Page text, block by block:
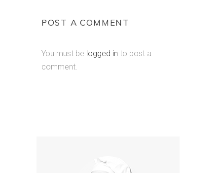
POST A COMMENT
You must be logged in to post a
comment.